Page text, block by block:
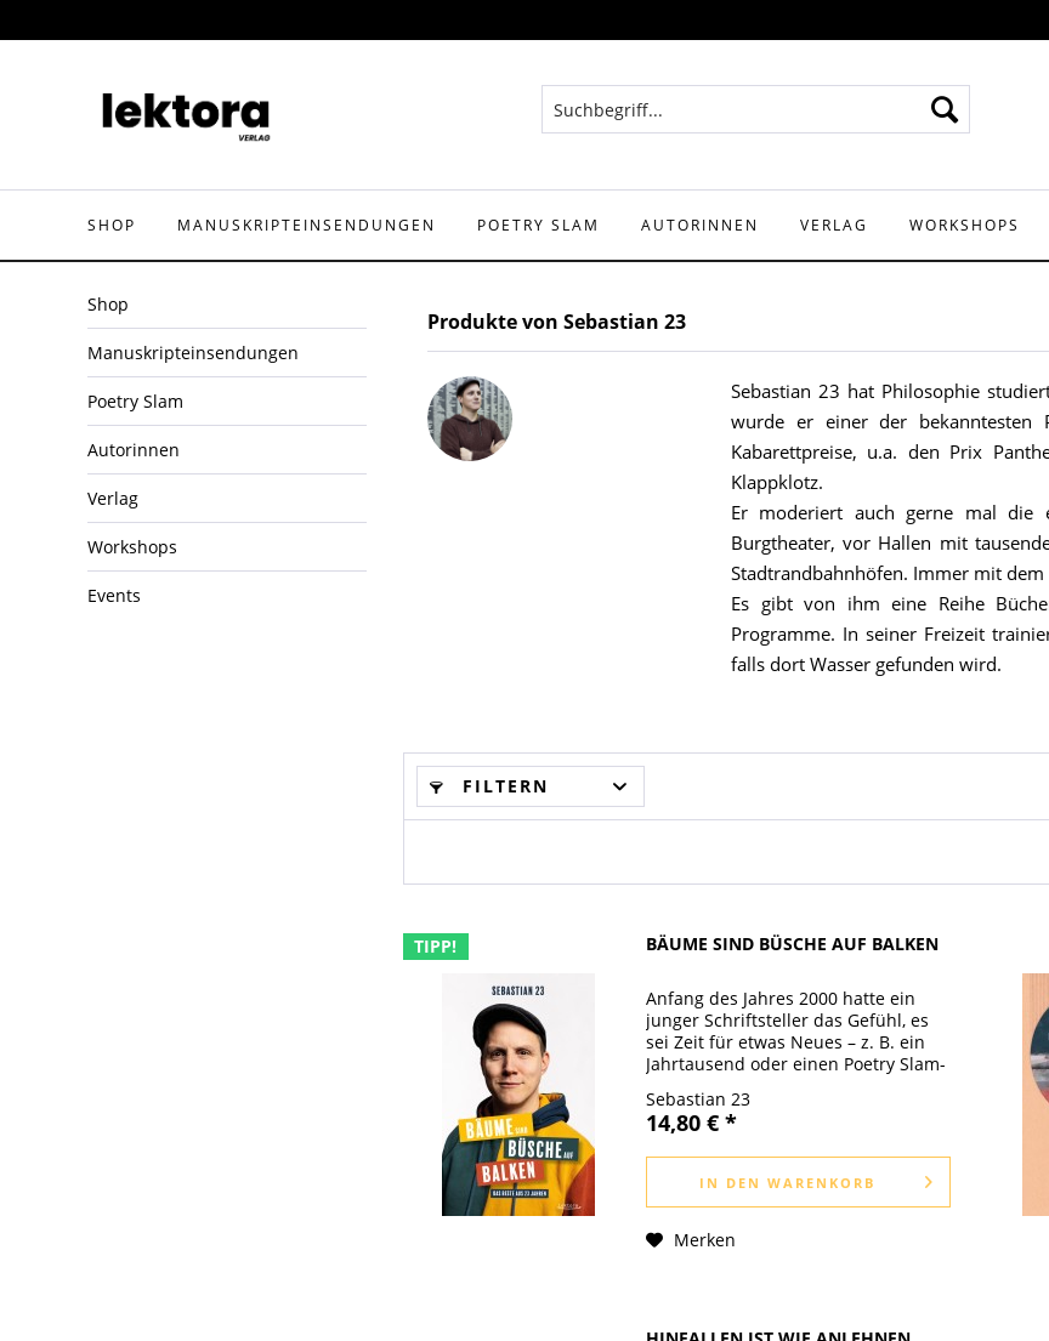
SHOP MANUSKRIPTEINSENDUNGEN POETRY SLAM AUTORINNEN VERLAG WORKSHOPS
Shop
Manuskripteinsendungen
Poetry Slam
Autorinnen
Verlag
Workshops
Events
Produkte von Sebastian 23
Sebastian 23 hat Philosophie
wurde er einer der bekanntesten
Kabarettpreise, u.a. den Prix
Klappklotz.
Er moderiert auch gerne mal die
Burgtheater, vor Hallen mit
Stadtrandbahnhöfen. Immer mit
Es gibt von ihm eine Reihe
Programme. In seiner Freizeit
falls dort Wasser gefunden wird.
FILTERN
TIPP! BÄUME SIND BÜSCHE AUF BALKEN
Anfang des Jahres 2000 hatte ein
junger Schriftsteller das Gefühl, es
sei Zeit für etwas Neues – z. B. ein
Jahrtausend oder einen Poetry Slam-
Selbstexperiment begann, wurde zur
Berufung: Bis heute slammt,...
Sebastian 23
14,80 € *
IN DEN WARENKORB
Merken